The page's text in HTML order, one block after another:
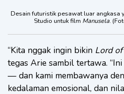
Desain futuristik pesawat luar angkasa
Studio untuk film Manusela.
“Kita nggak ingin bikin Lord
tegas Arie sambil tertawa.
— dan kami membawanya
kedalaman emosional, dan